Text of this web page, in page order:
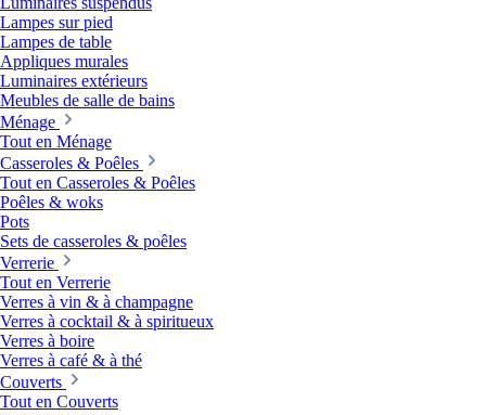
Lampes sur pied
Lampes de table
Appliques murales
Luminaires extérieurs
Meubles de salle de bains
Ménage
Tout en Ménage
Casseroles & Poêles
Tout en Casseroles & Poêles
Poêles & woks
Pots
Sets de casseroles & poêles
Verrerie
Tout en Verrerie
Verres à vin & à champagne
Verres à cocktail & à spiritueux
Verres à boire
Verres à café & à thé
Couverts
Tout en Couverts